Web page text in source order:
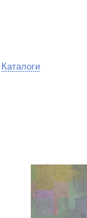
Каталоги